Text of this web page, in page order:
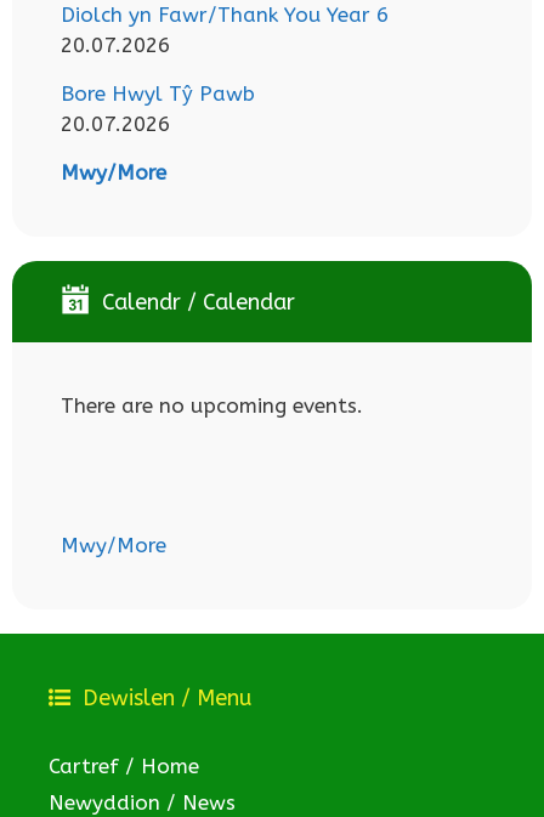
Diolch yn Fawr/Thank You Year 6
20.07.2026
Bore Hwyl Tŷ Pawb
20.07.2026
Mwy/More
Calendr / Calendar
There are no upcoming events.
Mwy/More
Dewislen / Menu
Cartref / Home
Newyddion / News